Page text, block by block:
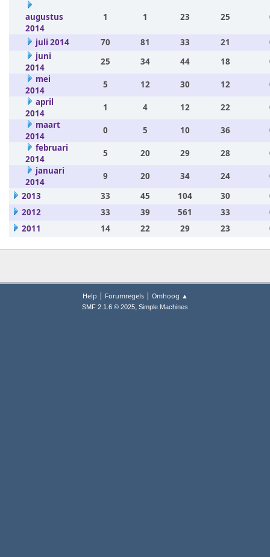
augustus
2014
1 1 23 25
juli 2014 70 81 33 21
juni
2014
25 34 44 18
mei
2014
5 12 30 12
april
2014
1 4 12 22
maart
2014
0 5 10 36
februari
2014
5 20 29 28
januari
2014
9 20 34 24
2013
33 45 104 30
2012
33 39 561 33
2011
14 22 29 23
Help | Forumregels| Omhoog ▲
SMF 2.1.6 © 2025, Simple Machines